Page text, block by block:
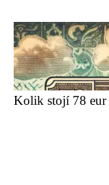
Kolik stojí 78 eur